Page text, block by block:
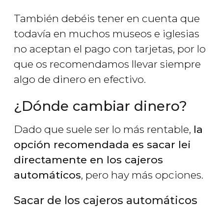
También debéis tener en cuenta que
todavía en muchos museos e iglesias
no aceptan el pago con tarjetas, por lo
que os recomendamos llevar siempre
algo de dinero en efectivo.
¿Dónde cambiar dinero?
Dado que suele ser lo más rentable, la
opción recomendada es sacar lei
directamente en los cajeros
automáticos, pero hay más opciones.
Sacar de los cajeros automáticos